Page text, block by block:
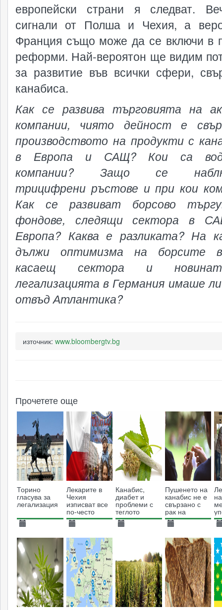
европейски страни я следват.
сигнали от Полша и Чехия, а
Франция също може да се включи в
реформи. Най-вероятон ще видим
за развитие във всички сфери,
канабиса.
Как се развива търговията на
компании, чиято дейност е
производството на продукти с
в Европа и САЩ? Кои са
компании? Защо се
трицифрени ръстове и при кои
Как се развиват борсово
фондове, следящи сектора в
Европа? Каква е разликата? На
дължи оптимизма на борсите
касаещ сектора и
легализацията в Германия имаше
отвъд Атлантика?
източник: www.bloombergtv.bg
Прочетете още
Торино
гласува за
легализация
6058
Лекарите в
Чехия
изписват все
по-често
канабис на
своите
4235
Канабис,
диабет и
проблеми с
теглото
Пушенето на
канабис не е
свързано с
рак на
дробовете
12482
на